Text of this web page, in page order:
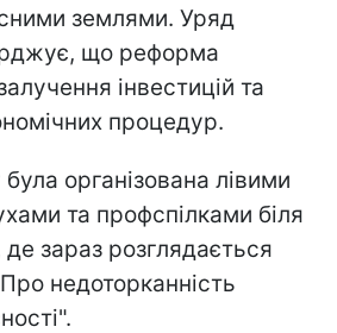
землями. Уряд
що реформа
інвестицій та
процедур.
організована лівими
та профспілками біля
де зараз розглядається
недоторканність